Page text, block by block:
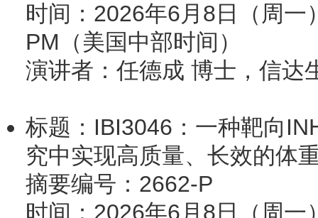
时间：2026年6月8日（周一
PM（美国中部时间）
演讲者：任德成 博士，信达
标题：IBI3046：一种靶向
究中实现高质量、长效的体
摘要编号：2662-P
时间：2026年6月8日（周一